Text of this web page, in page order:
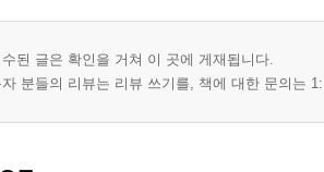
수된 글은 확인을 거쳐 이 곳에 게재됩니다.
자 분들의 리뷰는 리뷰 쓰기를, 책에 대한 문의는